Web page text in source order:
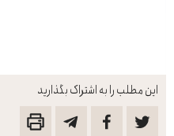
این مطلب را به اشتراک بگذارید